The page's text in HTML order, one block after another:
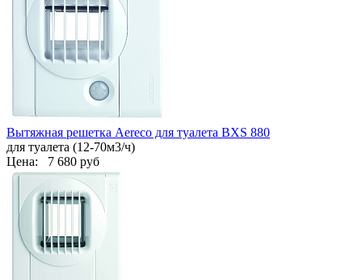
Вытяжная решетка Aereco для туалета BXS 880
для туалета (12-70м3/ч)
Цена: 7 680 руб